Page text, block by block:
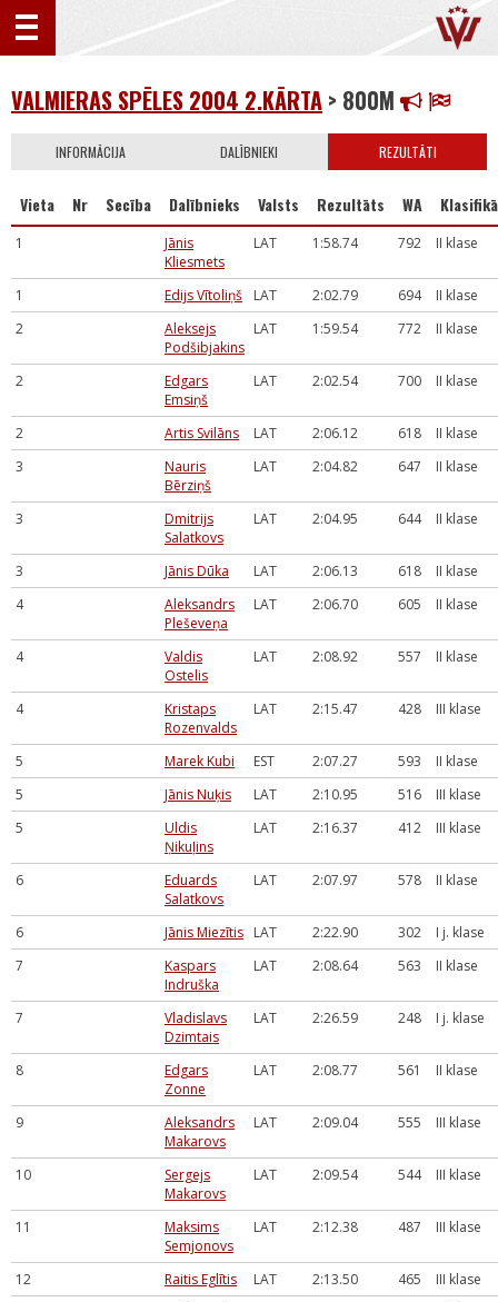
VALMIERAS SPĒLES 2004 2.KĀRTA > 800M
INFORMĀCIJA DALĪBNIEKI REZULTĀTI
Vieta Nr Secība Dalībnieks Valsts Rezultāts WA
1
Jānis
Kliesmets
LAT 1:58.74 792 II klase
1 Edijs Vītoliņš LAT 2:02.79 694
II klase
2
Aleksejs
Podšibjakins
LAT 1:59.54 772 II klase
2
Edgars
Emsiņš
LAT 2:02.54 700 II klase
2 Artis Svilāns LAT 2:06.12 618
II klase
3
Nauris
Bērziņš
LAT 2:04.82 647 II klase
3
Dmitrijs
Salatkovs
LAT 2:04.95 644 II klase
3 Jānis Dūka LAT 2:06.13 618
II klase
4
Aleksandrs
Pleševeņa
LAT 2:06.70 605 II klase
4
Valdis
Ostelis
LAT 2:08.92 557 II klase
4
Kristaps
Rozenvalds
LAT 2:15.47 428 III klase
5 Marek Kubi EST 2:07.27 593
II klase
5
Jānis Nuķis LAT 2:10.95 516
III klase
5
Uldis
Ņikuļins
LAT 2:16.37 412 III klase
6
Eduards
Salatkovs
LAT 2:07.97 578 II klase
6 Jānis Miezītis LAT 2:22.90 302
I j. klase
7
Kaspars
Indruška
LAT 2:08.64 563 II klase
7
Vladislavs
Dzimtais
LAT 2:26.59 248 I j. klase
8
Edgars
Zonne
LAT 2:08.77 561 II klase
9
Aleksandrs
Makarovs
LAT 2:09.04 555 III klase
10
Sergejs
Makarovs
LAT 2:09.54 544 III klase
11
Maksims
Semjonovs
LAT 2:12.38 487 III klase
12 Raitis Eglītis LAT 2:13.50 465
III klase